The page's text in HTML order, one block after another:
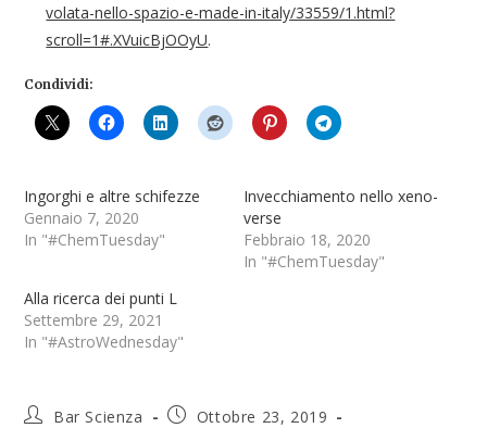
volata-nello-spazio-e-made-in-italy/33559/1.html?
scroll=1#.XVuicBjOOyU.
Condividi:
Ingorghi e altre schifezze
Gennaio 7, 2020
In "#ChemTuesday"
Invecchiamento nello xeno-
verse
Febbraio 18, 2020
In "#ChemTuesday"
Alla ricerca dei punti L
Settembre 29, 2021
In "#AstroWednesday"
Bar Scienza
Ottobre 23, 2019